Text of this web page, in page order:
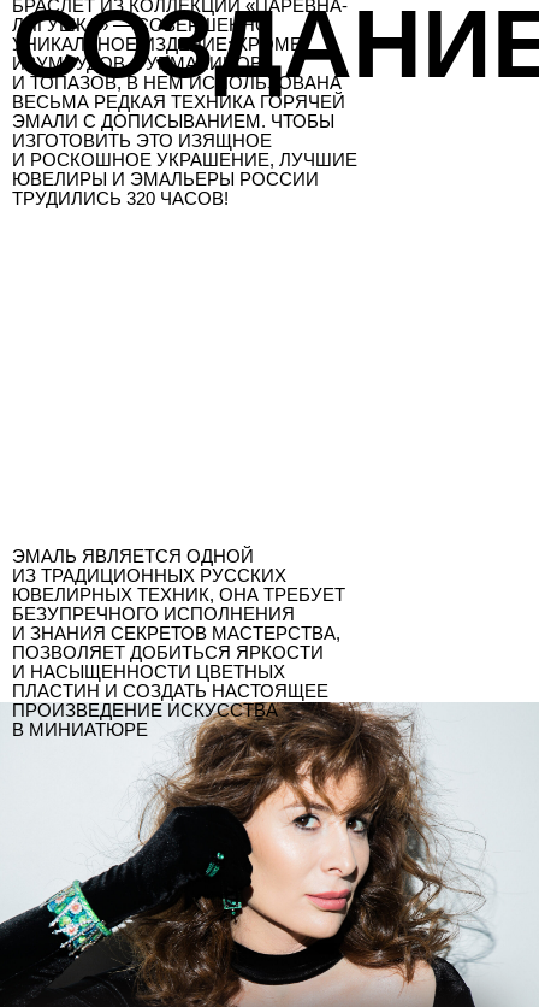
БРАСЛЕТ ИЗ КОЛЛЕКЦИИ «ЦАРЕВНА-
ЛЯГУШКА» — СОВЕРШЕННО
УНИКАЛЬНОЕ ИЗДЕЛИЕ: КРОМЕ
ИЗУМРУДОВ, ТУРМАЛИНОВ
И ТОПАЗОВ, В НЕМ ИСПОЛЬЗОВАНА
ВЕСЬМА РЕДКАЯ ТЕХНИКА ГОРЯЧЕЙ
ЭМАЛИ С ДОПИСЫВАНИЕМ. ЧТОБЫ
ИЗГОТОВИТЬ ЭТО ИЗЯЩНОЕ
И РОСКОШНОЕ УКРАШЕНИЕ, ЛУЧШИЕ
ЮВЕЛИРЫ И ЭМАЛЬЕРЫ РОССИИ
ТРУДИЛИСЬ 320 ЧАСОВ!
ЭМАЛЬ ЯВЛЯЕТСЯ ОДНОЙ
ИЗ ТРАДИЦИОННЫХ РУССКИХ
ЮВЕЛИРНЫХ ТЕХНИК, ОНА ТРЕБУЕТ
БЕЗУПРЕЧНОГО ИСПОЛНЕНИЯ
И ЗНАНИЯ СЕКРЕТОВ МАСТЕРСТВА,
ПОЗВОЛЯЕТ ДОБИТЬСЯ ЯРКОСТИ
И НАСЫЩЕННОСТИ ЦВЕТНЫХ
ПЛАСТИН И СОЗДАТЬ НАСТОЯЩЕЕ
ПРОИЗВЕДЕНИЕ ИСКУССТВА
В МИНИАТЮРЕ